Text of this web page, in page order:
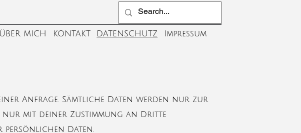
ÜBER MICH KONTAKT DATENSCHUTZ Impressum
Anfrage. Sämtliche Daten werden nur zur
nur mit deiner Zustimmung an Dritte
persönlichen Daten.